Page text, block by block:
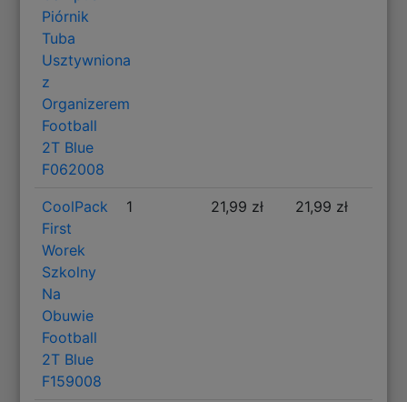
Piórnik
Tuba
Usztywniona
z
Organizerem
Football
2T Blue
F062008
CoolPack
First
Worek
Szkolny
Na
Obuwie
Football
2T Blue
F159008
1 21,99 zł 21,99 zł